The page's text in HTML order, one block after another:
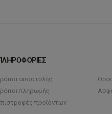
αποστολής
πληρωμής
προϊόντων